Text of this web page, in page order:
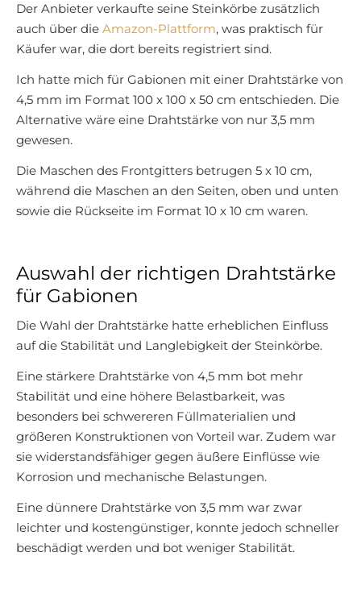
Der Anbieter verkaufte seine Steinkörbe zusätzlich
auch über die Amazon-Plattform, was praktisch für
Käufer war, die dort bereits registriert sind.
Ich hatte mich für Gabionen mit einer Drahtstärke von
4,5 mm im Format 100 x 100 x 50 cm entschieden. Die
Alternative wäre eine Drahtstärke von nur 3,5 mm
gewesen.
Die Maschen des Frontgitters betrugen 5 x 10 cm,
während die Maschen an den Seiten, oben und unten
sowie die Rückseite im Format 10 x 10 cm waren.
Auswahl der richtigen Drahtstärke
für Gabionen
Die Wahl der Drahtstärke hatte erheblichen Einfluss
auf die Stabilität und Langlebigkeit der Steinkörbe.
Eine stärkere Drahtstärke von 4,5 mm bot mehr
Stabilität und eine höhere Belastbarkeit, was
besonders bei schwereren Füllmaterialien und
größeren Konstruktionen von Vorteil war. Zudem war
sie widerstandsfähiger gegen äußere Einflüsse wie
Korrosion und mechanische Belastungen.
Eine dünnere Drahtstärke von 3,5 mm war zwar
leichter und kostengünstiger, konnte jedoch schneller
beschädigt werden und bot weniger Stabilität.